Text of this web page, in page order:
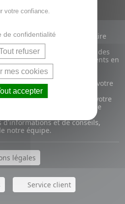
produit comme les autres. Lire
avant de le
les médicaments à la portée des
avec vos traitements en
s'ils s'aggravent ou si de
demandez l'avis de votre
par voie électronique, votre
ne peut être alimenté par le
d'informations et de conseils,
notre équipe.
légales
Service client
votre confiance.
de confidentialité
refuser
mes cookies
accepter